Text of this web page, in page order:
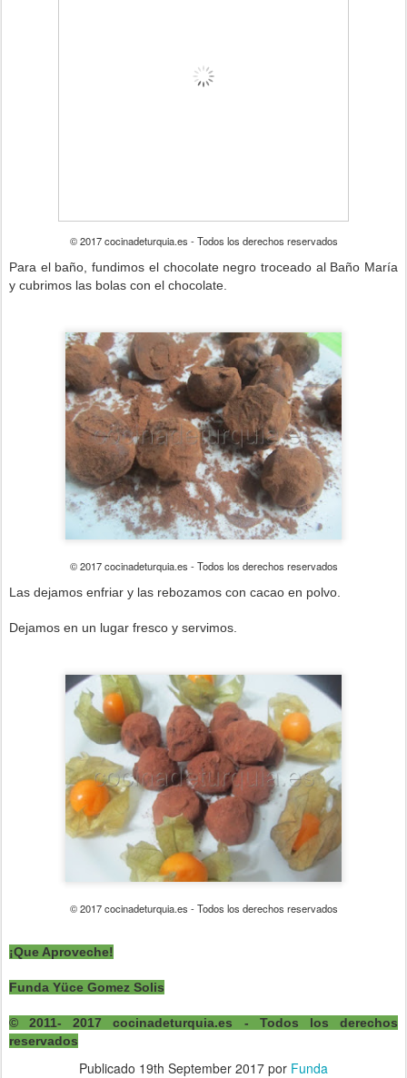
© 2017 cocinadeturquia.es - Todos los derechos reservados
Para el baño, fundimos el chocolate negro troceado al Baño María
y cubrimos las bolas con el chocolate.
© 2017 cocinadeturquia.es - Todos los derechos reservados
Las dejamos enfriar y las rebozamos con cacao en polvo.
Dejamos en un lugar fresco y servimos.
© 2017 cocinadeturquia.es - Todos los derechos reservados
¡Que Aproveche!
Funda Yüce Gomez Solis
© 2011- 2017 cocinadeturquia.es - Todos los derechos
reservados
Publicado 19th September 2017 por Funda